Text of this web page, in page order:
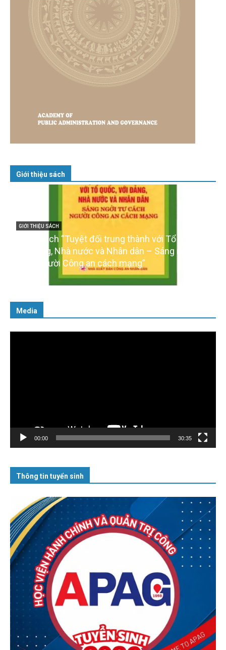
Giới thiệu sách
GIỚI THIỆU SÁCH
Ra mắt ba cuốn sách ảnh
của Đảng
16/01/2026
thành với Tổ quốc,
dân – Sáng ngời tư
Media
00:00 30:35
Thông tin tuyển sinh